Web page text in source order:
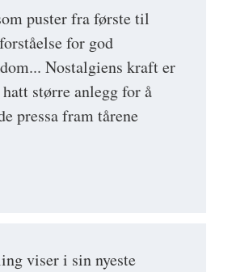
puster fra første til
for god
Nostalgiens kraft er
større anlegg for å
pressa fram tårene
viser i sin nyeste